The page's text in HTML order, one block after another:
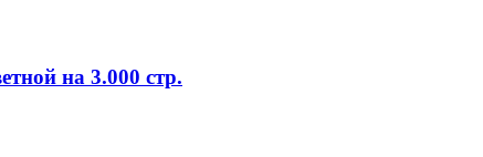
на 3.000 стр.